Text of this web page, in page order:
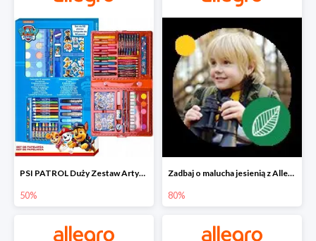
PSI PATROL Duży Zestaw Artystyczny 52 elementy na piąty komplet -50%
50%
Zadbaj o malucha jesienią z Allegro do -80%
80%